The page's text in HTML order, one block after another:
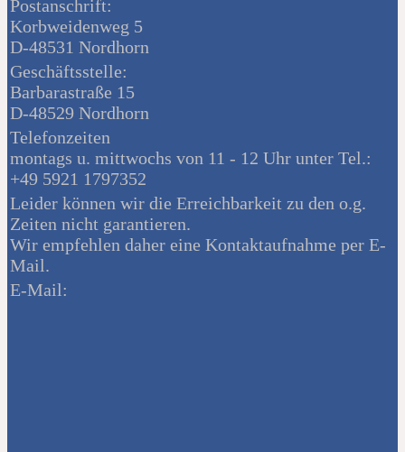
Postanschrift:
Korbweidenweg 5
D-48531 Nordhorn
Geschäftsstelle:
Barbarastraße 15
D-48529 Nordhorn
Telefonzeiten
montags u. mittwochs von 11 - 12 Uhr unter Tel.:
+49 5921 1797352
Leider können wir die Erreichbarkeit zu den o.g.
Zeiten nicht garantieren.
Wir empfehlen daher eine Kontaktaufnahme per E-
Mail.
E-Mail: